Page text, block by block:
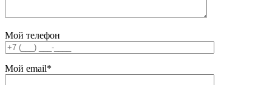
Мой телефон
Мой email*